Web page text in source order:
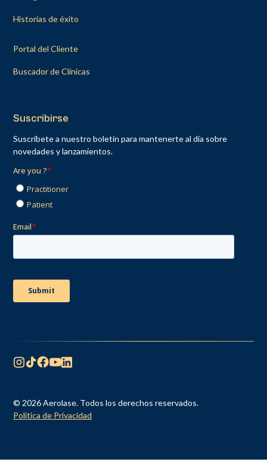
Historias de éxito
Portal del Cliente
Buscador de Clínicas
Suscribirse
Suscríbete a nuestro boletín para mantenerte al día sobre
novedades y lanzamientos.
© 2026 Aerolase. Todos los derechos reservados.
Política de Privacidad